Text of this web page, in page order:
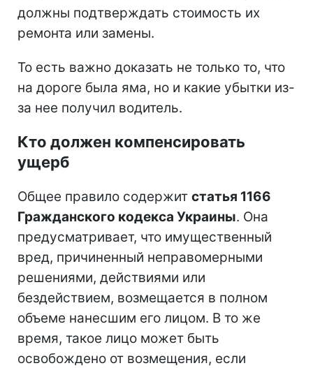
должны подтверждать стоимость их
ремонта или замены.
То есть важно доказать не только то, что
на дороге была яма, но и какие убытки из-
за нее получил водитель.
Кто должен компенсировать
ущерб
Общее правило содержит статья 1166
Гражданского кодекса Украины. Она
предусматривает, что имущественный
вред, причиненный неправомерными
решениями, действиями или
бездействием, возмещается в полном
объеме нанесшим его лицом. В то же
время, такое лицо может быть
освобождено от возмещения, если